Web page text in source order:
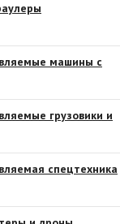
машины с
грузовики и
спецтехника